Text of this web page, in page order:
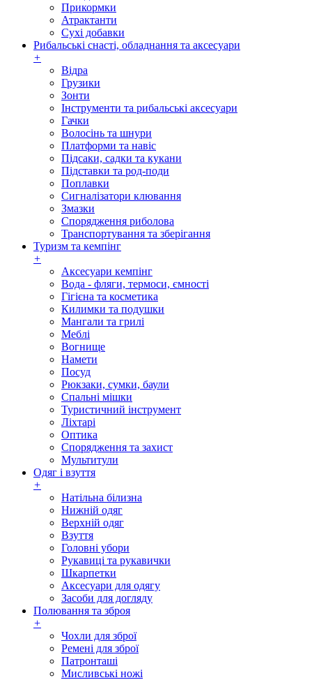
Прикормки
Атрактанти
Сухі добавки
Рибальські снасті, обладнання та аксесуари
+
Відра
Грузики
Зонти
Інструменти та рибальські аксесуари
Гачки
Волосінь та шнури
Платформи та навіс
Підсаки, садки та кукани
Підставки та род-поди
Поплавки
Сигналізатори клювання
Змазки
Спорядження риболова
Транспортування та зберігання
Туризм та кемпінг
+
Аксесуари кемпінг
Вода - фляги, термоси, ємності
Гігієна та косметика
Килимки та подушки
Мангали та грилі
Меблі
Вогнище
Намети
Посуд
Рюкзаки, сумки, баули
Спальні мішки
Туристичний інструмент
Ліхтарі
Оптика
Спорядження та захист
Мультитули
Одяг і взуття
+
Натільна білизна
Нижній одяг
Верхній одяг
Взуття
Головні убори
Рукавиці та рукавички
Шкарпетки
Аксесуари для одягу
Засоби для догляду
Полювання та зброя
+
Чохли для зброї
Ремені для зброї
Патронташі
Мисливські ножі